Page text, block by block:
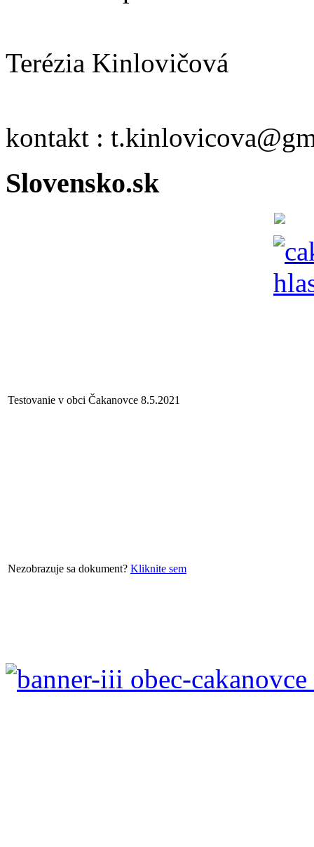
Terézia Kinlovičová
kontakt :
Slovensko.sk
Testovanie v obci Čakanovce 8.5.2021
Nezobrazuje sa dokument? Kliknite sem